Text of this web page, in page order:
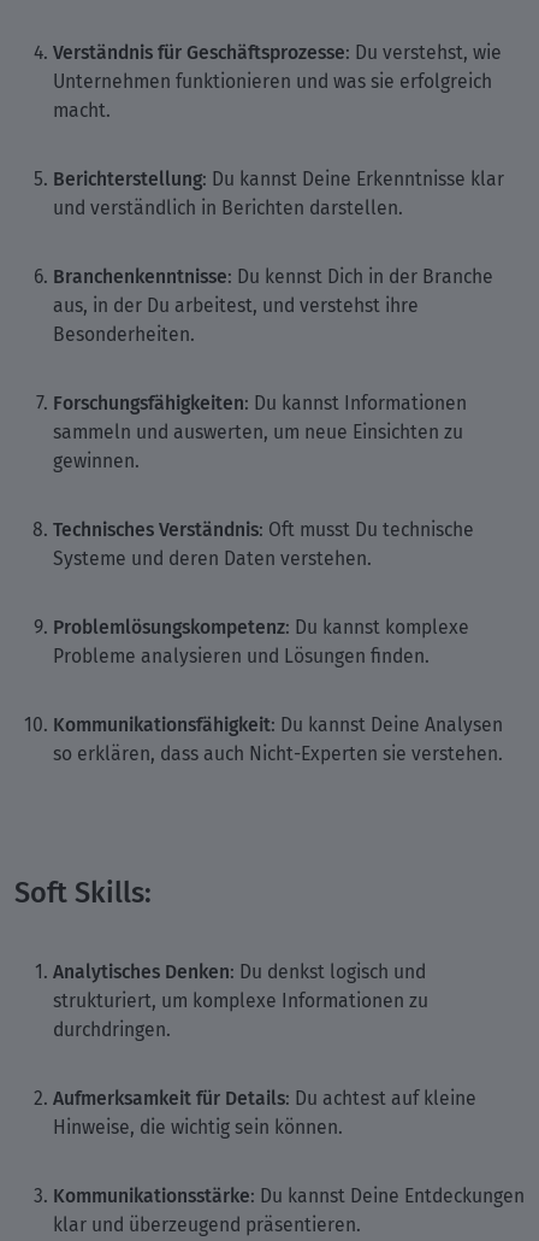
Verständnis für Geschäftsprozesse: Du verstehst, wie
Unternehmen funktionieren und was sie erfolgreich
macht.
Berichterstellung: Du kannst Deine Erkenntnisse klar
und verständlich in Berichten darstellen.
Branchenkenntnisse: Du kennst Dich in der Branche
aus, in der Du arbeitest, und verstehst ihre
Besonderheiten.
Forschungsfähigkeiten: Du kannst Informationen
sammeln und auswerten, um neue Einsichten zu
gewinnen.
Technisches Verständnis: Oft musst Du technische
Systeme und deren Daten verstehen.
Problemlösungskompetenz: Du kannst komplexe
Probleme analysieren und Lösungen finden.
Kommunikationsfähigkeit: Du kannst Deine Analysen
so erklären, dass auch Nicht-Experten sie verstehen.
Soft Skills:
Analytisches Denken: Du denkst logisch und
strukturiert, um komplexe Informationen zu
durchdringen.
Aufmerksamkeit für Details: Du achtest auf kleine
Hinweise, die wichtig sein können.
Kommunikationsstärke: Du kannst Deine Entdeckungen
klar und überzeugend präsentieren.